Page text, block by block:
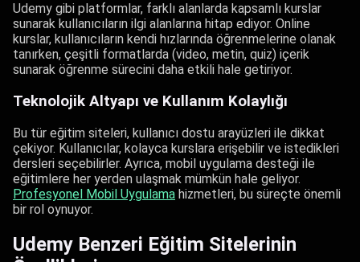
Udemy gibi platformlar, farklı alanlarda kapsamlı kurslar
sunarak kullanıcıların ilgi alanlarına hitap ediyor. Online
kurslar, kullanıcıların kendi hızlarında öğrenmelerine olanak
tanırken, çeşitli formatlarda (video, metin, quiz) içerik
sunarak öğrenme sürecini daha etkili hale getiriyor.
Teknolojik Altyapı ve Kullanım Kolaylığı
Bu tür eğitim siteleri, kullanıcı dostu arayüzleri ile dikkat
çekiyor. Kullanıcılar, kolayca kurslara erişebilir ve istedikleri
dersleri seçebilirler. Ayrıca, mobil uygulama desteği ile
eğitimlere her yerden ulaşmak mümkün hale geliyor.
Profesyonel Mobil Uygulama hizmetleri, bu süreçte önemli
bir rol oynuyor.
Udemy Benzeri Eğitim Sitelerinin